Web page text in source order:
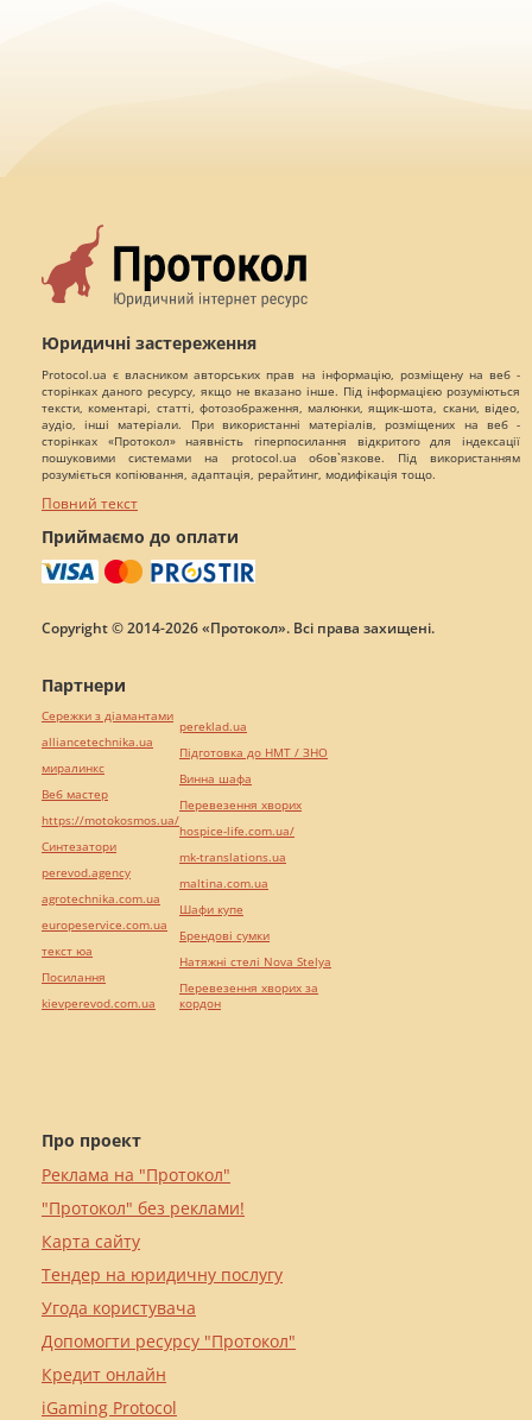
Юридичні застереження
Protocol.ua є власником авторських прав на інформацію, розміщену на веб -
сторінках даного ресурсу, якщо не вказано інше. Під інформацією розуміються
тексти, коментарі, статті, фотозображення, малюнки, ящик-шота, скани, відео,
аудіо, інші матеріали. При використанні матеріалів, розміщених на веб -
сторінках «Протокол» наявність гіперпосилання відкритого для індексації
пошуковими системами на protocol.ua обов`язкове. Під використанням
розуміється копіювання, адаптація, рерайтинг, модифікація тощо.
Повний текст
Приймаємо до оплати
Copyright © 2014-2026 «Протокол». Всі права захищені.
Про проект
Реклама на "Протокол"
"Протокол" без реклами!
Карта сайту
Тендер на юридичну послугу
Угода користувача
Допомогти ресурсу "Протокол"
Кредит онлайн
iGaming Protocol
Партнери
Сережки з діамантами
alliancetechnika.ua
миралинкс
Веб мастер
https://motokosmos.ua/
Синтезатори
perevod.agency
agrotechnika.com.ua
europeservice.com.ua
текст юа
Посилання
kievperevod.com.ua
pereklad.ua
Підготовка до НМТ / ЗНО
Винна шафа
Перевезення хворих
hospice-life.com.ua/
mk-translations.ua
maltina.com.ua
Шафи купе
Брендові сумки
Натяжні стелі Nova Stelya
Перевезення хворих за
кордон